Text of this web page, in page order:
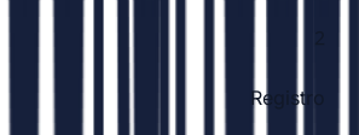
Registro